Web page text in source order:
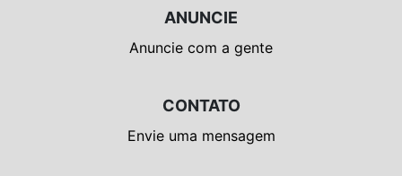
ANUNCIE
Anuncie com a gente
CONTATO
Envie uma mensagem